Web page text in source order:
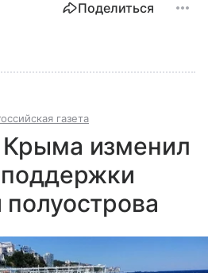
Поделиться
газета
изменил